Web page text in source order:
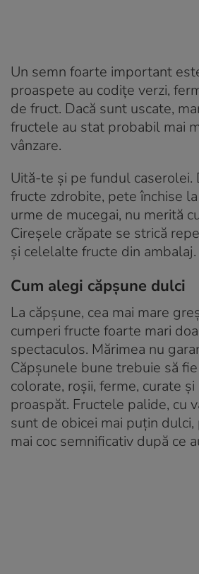
Un semn foarte important
proaspete au codițe verzi,
de fruct. Dacă sunt uscate,
fructele au stat probabil mai
vânzare.
Uită-te și pe fundul caserolei.
fructe zdrobite, pete închise
urme de mucegai, nu merită
Cireșele crăpate se strică
și celelalte fructe din ambalaj.
Cum alegi căpșune dulci
La căpșune, cea mai mare
cumperi fructe foarte mari
spectaculos. Mărimea nu
Căpșunele bune trebuie să
colorate, roșii, ferme, curate
proaspăt. Fructele palide, cu
sunt de obicei mai puțin dulci,
mai coc semnificativ după ce